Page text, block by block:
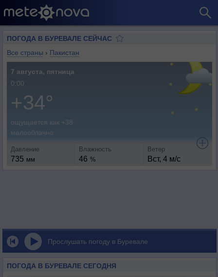
ПОГОДА В БУРЕВАЛЕ СЕЙЧАС
Все страны › Пакистан
7 августа, пятница
0:00
+34°
ощущается как +38
малооблачно
Давление
735 мм
Влажность
46 %
Ветер
Вст, 4 м/с
Прослушать погоду в Буревале
ПОГОДА В БУРЕВАЛЕ СЕГОДНЯ